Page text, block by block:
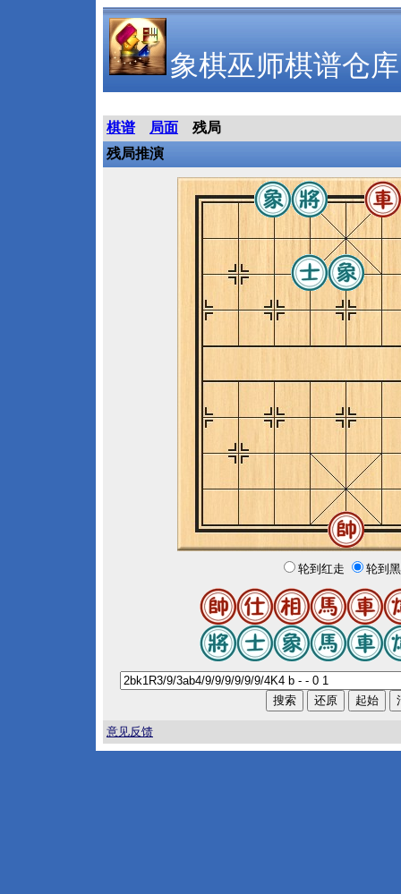
象棋巫师棋谱仓库
棋谱 局面
残局
残局推演
轮到红走 轮到
意见反馈